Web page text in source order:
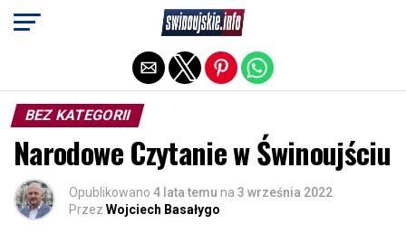
BEZ KATEGORII
Narodowe Czytanie w Świnoujściu
Opublikowano 4 lata temu na 3 września 2022
Przez Wojciech Basałygo
Exit mobile version